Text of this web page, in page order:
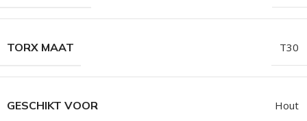
TORX MAAT T30
GESCHIKT VOOR Hout